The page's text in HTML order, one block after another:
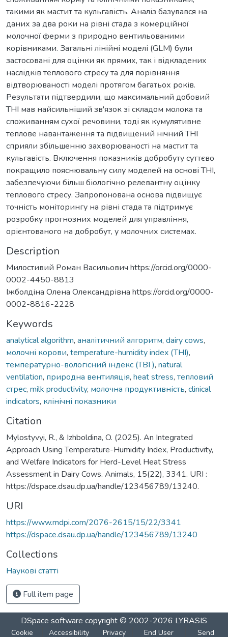
такими як мастит та кульгавість. Аналіз базувався на
даних за два роки на рівні стада з комерційної
молочної ферми з природно вентильованими
корівниками. Загальні лінійні моделі (GLM) були
застосовані для оцінки як прямих, так і відкладених
наслідків теплового стресу та для порівняння
відтворюваності моделі протягом багатьох років.
Результати підтвердили, що максимальний добовий
THI мав найсильніший зв'язок зі складом молока та
споживанням сухої речовини, тоді як кумулятивне
теплове навантаження та підвищений нічний THI
сприяли збільшенню захворюваності на мастит та
кульгавість. Включення показників добробуту суттєво
покращило пояснювальну силу моделей на основі THI,
забезпечуючи більш біологічно релевантну оцінку
теплового стресу. Запропонована основа підвищує
точність моніторингу на рівні стада та підтримує
розробку прогнозних моделей для управління,
орієнтованого на добробут, у молочних системах.
Description
Милостивий Роман Васильович https://orcid.org/0000-
0002-4450-8813
Іжболдіна Олена Олександрівна https://orcid.org/0000-
0002-8816-2228
Keywords
analytical algorithm, аналітичний алгоритм, dairy cows,
молочні корови, temperature-humidity index (THI),
температурно-вологісний індекс (ТВІ ), natural
ventilation, природна вентиляція, heat stress, тепловий
стрес, milk productivity, молочна продуктивність, clinical
indicators, клінічні показники
Citation
Mylostyvyi, R., & Izhboldina, O. (2025). An Integrated
Approach Using Temperature-Humidity Index, Productivity,
and Welfare Indicators for Herd-Level Heat Stress
Assessment in Dairy Cows. Animals, 15(22), 3341. URI :
https://dspace.dsau.dp.ua/handle/123456789/13240.
URI
https://www.mdpi.com/2076-2615/15/22/3341
https://dspace.dsau.dp.ua/handle/123456789/13240
Collections
Наукові статті
Full item page
DSpace software copyright © 2002-2026 LYRASIS
Cookie Accessibility Privacy End User Send